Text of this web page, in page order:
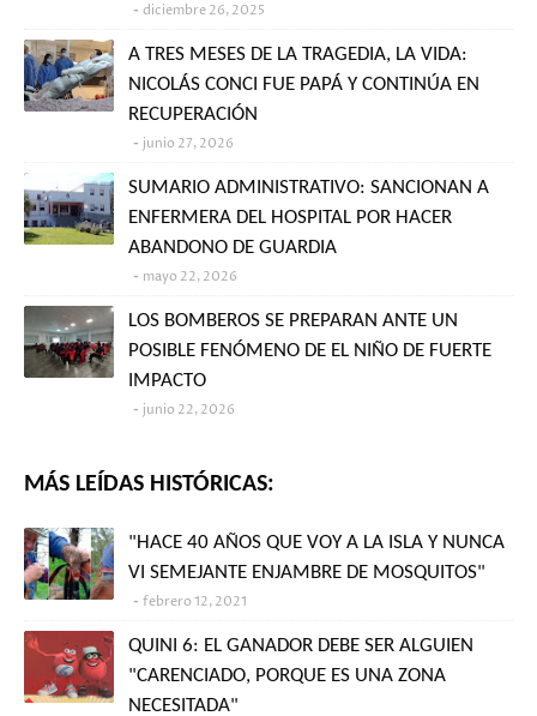
diciembre 26, 2025
A TRES MESES DE LA TRAGEDIA, LA VIDA:
NICOLÁS CONCI FUE PAPÁ Y CONTINÚA EN
RECUPERACIÓN
junio 27, 2026
SUMARIO ADMINISTRATIVO: SANCIONAN A
ENFERMERA DEL HOSPITAL POR HACER
ABANDONO DE GUARDIA
mayo 22, 2026
LOS BOMBEROS SE PREPARAN ANTE UN
POSIBLE FENÓMENO DE EL NIÑO DE FUERTE
IMPACTO
junio 22, 2026
MÁS LEÍDAS HISTÓRICAS:
"HACE 40 AÑOS QUE VOY A LA ISLA Y NUNCA
VI SEMEJANTE ENJAMBRE DE MOSQUITOS"
febrero 12, 2021
QUINI 6: EL GANADOR DEBE SER ALGUIEN
"CARENCIADO, PORQUE ES UNA ZONA
NECESITADA"